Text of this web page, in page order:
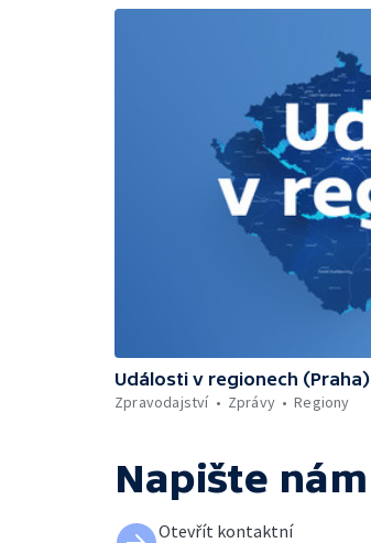
Události v regionech (Praha)
Zpravodajství
Zprávy Regiony
Napište nám
Otevřít kontaktní